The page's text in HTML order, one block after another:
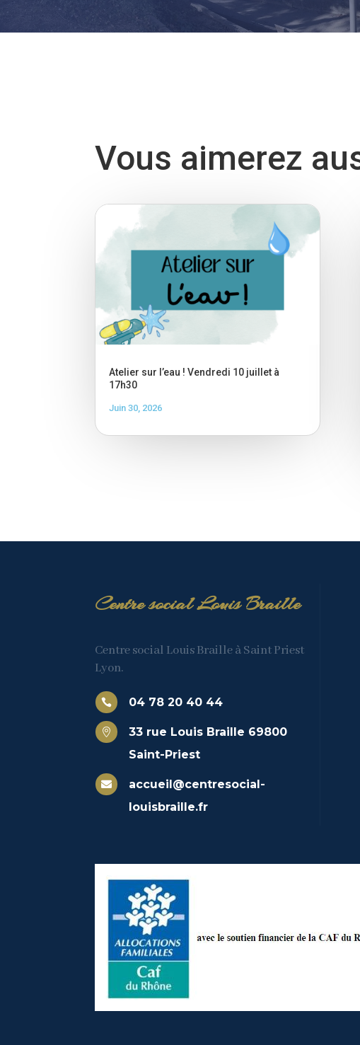
Vous aimerez
Atelier sur l’eau ! Vendredi 10 juillet à
17h30
Juin 30, 2026
Centre social Louis Braille
Centre social Louis Braille à Saint Priest
Lyon.
 04 78 20 40 44

33 rue Louis Braille 69800
Saint-Priest

accueil@centresocial-
louisbraille.fr